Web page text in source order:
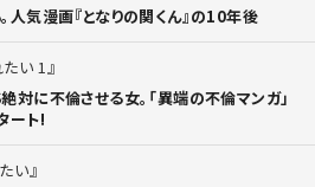
人気漫画『となりの関くん』の10年後
い 1
対に不倫させる女。「異端の不倫マンガ」
ート!
い